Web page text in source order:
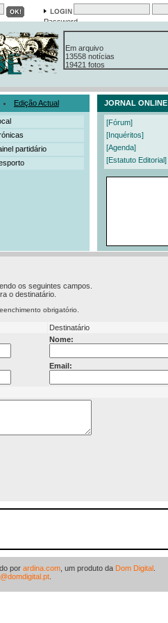
Password
Em arquivo
13558 notícias
19421 fotos
385 edições
Edição Actual JORNAL ONLINE
partidário
[Fórum]
[Inquéritos]
[Agenda]
[Estatuto Editorial]
os seguintes campos.
o destinatário.
obrigatório.
Destinatário
Nome:
Email:
por ardina.com , um produto da Dom Digital